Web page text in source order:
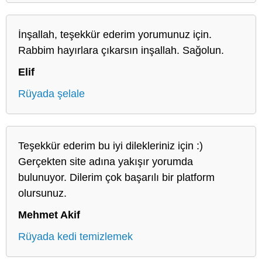
İnşallah, teşekkür ederim yorumunuz için.
Rabbim hayırlara çıkarsın inşallah. Sağolun.
Elif
Rüyada şelale
Teşekkür ederim bu iyi dilekleriniz için :)
Gerçekten site adına yakışır yorumda
bulunuyor. Dilerim çok başarılı bir platform
olursunuz.
Mehmet Akif
Rüyada kedi temizlemek